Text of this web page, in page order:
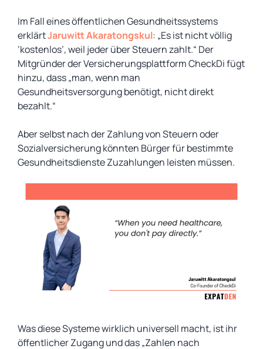
Im Fall eines öffentlichen Gesundheitssystems
erklärtJaruwitt Akaratongskul: „Es ist nicht völlig
‘kostenlos’, weil jeder über Steuern zahlt.“ Der
Mitgründer der Versicherungsplattform CheckDi fügt
hinzu, dass „man, wenn man
Gesundheitsversorgung benötigt, nicht direkt
bezahlt.“
Aber selbst nach der Zahlung von Steuern oder
Sozialversicherung könnten Bürger für bestimmte
Gesundheitsdienste Zuzahlungen leisten müssen.
Was diese Systeme wirklich universell macht, ist ihr
öffentlicher Zugang und das „Zahlen nach